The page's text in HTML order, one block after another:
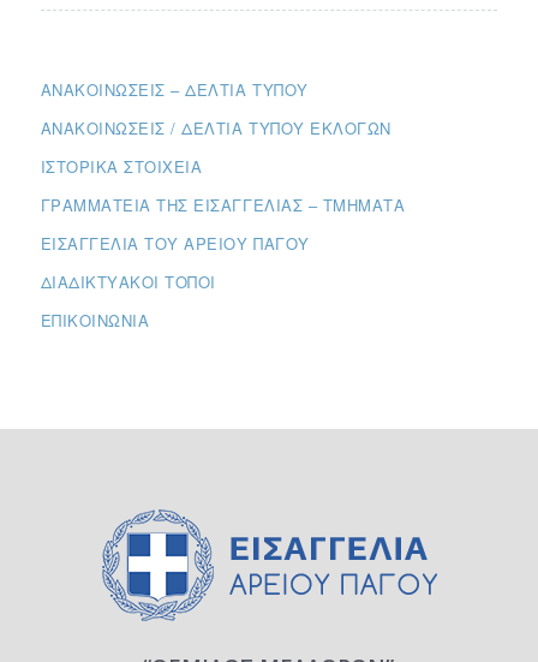
ΑΝΑΚΟΙΝΏΣΕΙΣ – ΔΕΛΤΊΑ ΤΎΠΟΥ
ΑΝΑΚΟΙΝΏΣΕΙΣ / ΔΕΛΤΊΑ ΤΎΠΟΥ ΕΚΛΟΓΏΝ
ΙΣΤΟΡΙΚΆ ΣΤΟΙΧΕΊΑ
ΓΡΑΜΜΑΤΕΊΑ ΤΗΣ ΕΙΣΑΓΓΕΛΊΑΣ – ΤΜΉΜΑΤΑ
ΕΙΣΑΓΓΕΛΊΑ ΤΟΥ ΑΡΕΊΟΥ ΠΆΓΟΥ
ΔΙΑΔΙΚΤΥΑΚΟΊ ΤΌΠΟΙ
ΕΠΙΚΟΙΝΩΝΊΑ